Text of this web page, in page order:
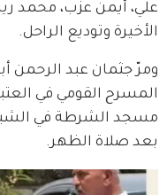
علي، أيمن عزب، محمد
الأخيرة وتوديع الراحل.
ومرّ جثمان عبد الرحمن
المسرح القومي في
مسجد الشرطة في الشيخ
بعد صلاة الظهر.